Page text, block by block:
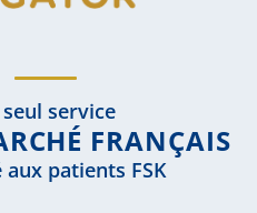
seul service
FRANÇAIS
aux patients FSK